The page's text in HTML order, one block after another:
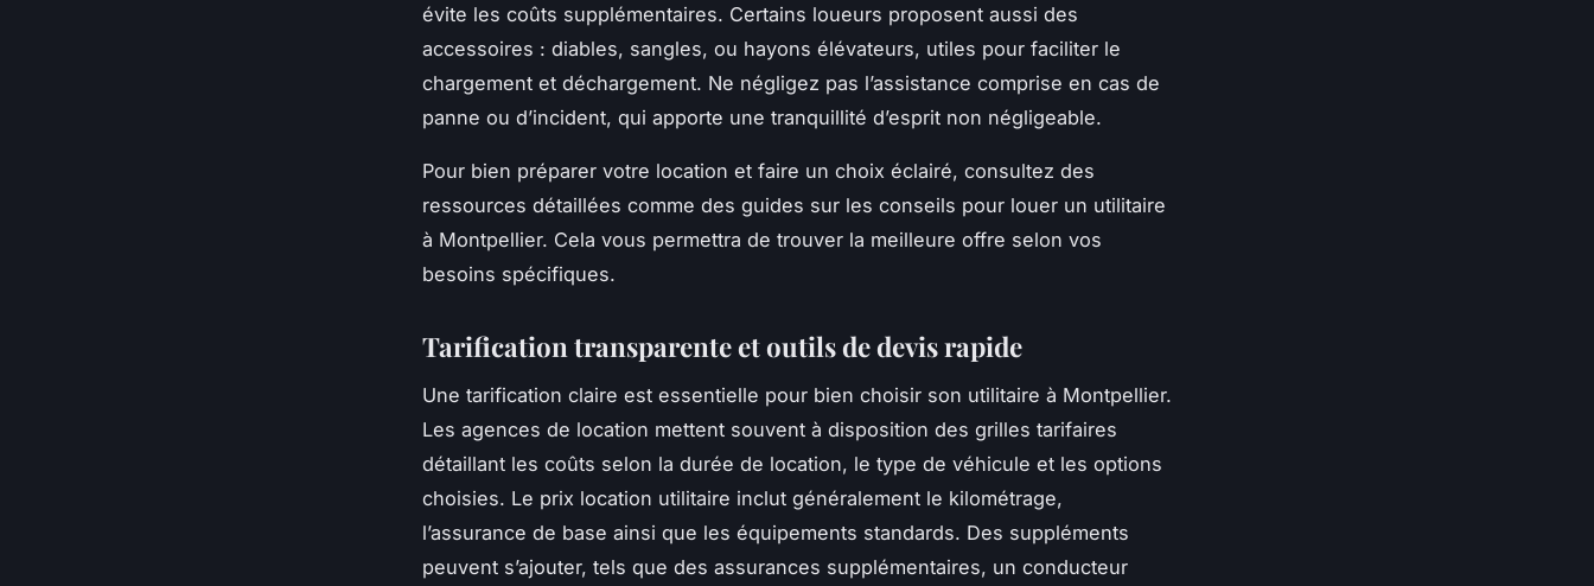
évite les coûts supplémentaires. Certains loueurs proposent aussi des
accessoires : diables, sangles, ou hayons élévateurs, utiles pour faciliter le
chargement et déchargement. Ne négligez pas l’assistance comprise en cas de
panne ou d’incident, qui apporte une tranquillité d’esprit non négligeable.
Pour bien préparer votre location et faire un choix éclairé, consultez des
ressources détaillées comme des guides sur les conseils pour louer un utilitaire
à Montpellier. Cela vous permettra de trouver la meilleure offre selon vos
besoins spécifiques.
Tarification transparente et outils de devis rapide
Une tarification claire est essentielle pour bien choisir son utilitaire à Montpellier.
Les agences de location mettent souvent à disposition des grilles tarifaires
détaillant les coûts selon la durée de location, le type de véhicule et les options
choisies. Le prix location utilitaire inclut généralement le kilométrage,
l’assurance de base ainsi que les équipements standards. Des suppléments
peuvent s’ajouter, tels que des assurances supplémentaires, un conducteur